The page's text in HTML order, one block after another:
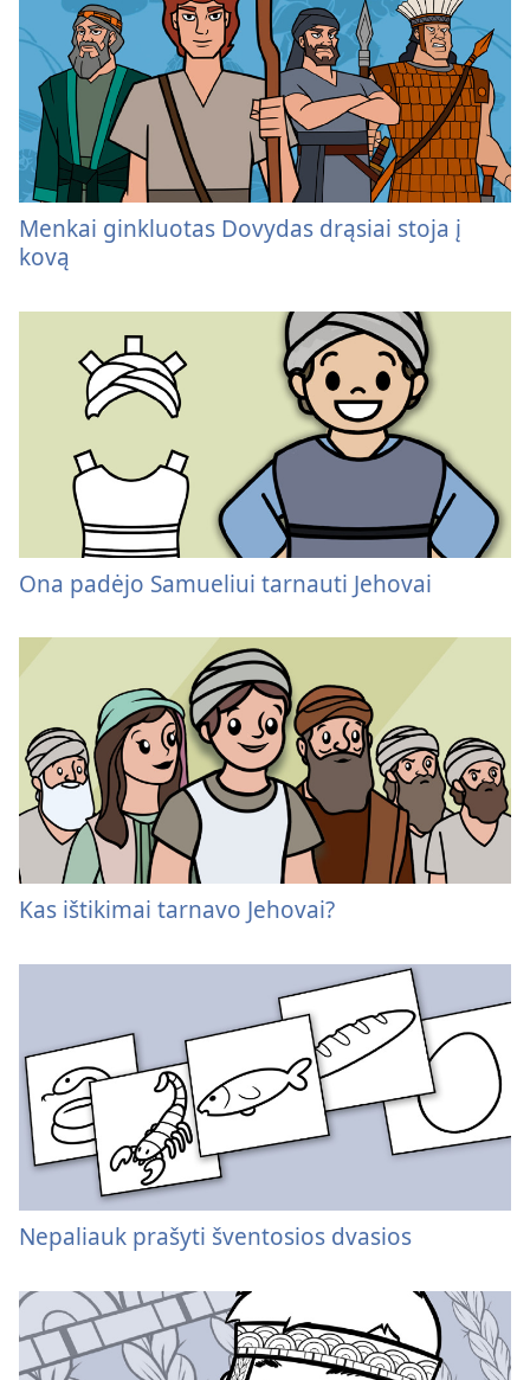
Menkai ginkluotas Dovydas drąsiai stoja į
kovą
Ona padėjo Samueliui tarnauti Jehovai
Kas ištikimai tarnavo Jehovai?
Nepaliauk prašyti šventosios dvasios